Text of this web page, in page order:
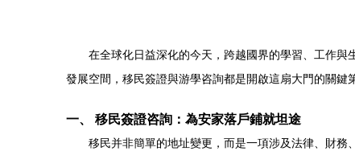
在全球化日益深化的今天，跨越國界的學習、工作
發展空間，移民簽證與游學咨詢都是開啟這扇大門的關鍵
一、 移民簽證咨詢：為安家落戶鋪就坦途
移民并非簡單的地址變更，而是一項涉及法律、財務